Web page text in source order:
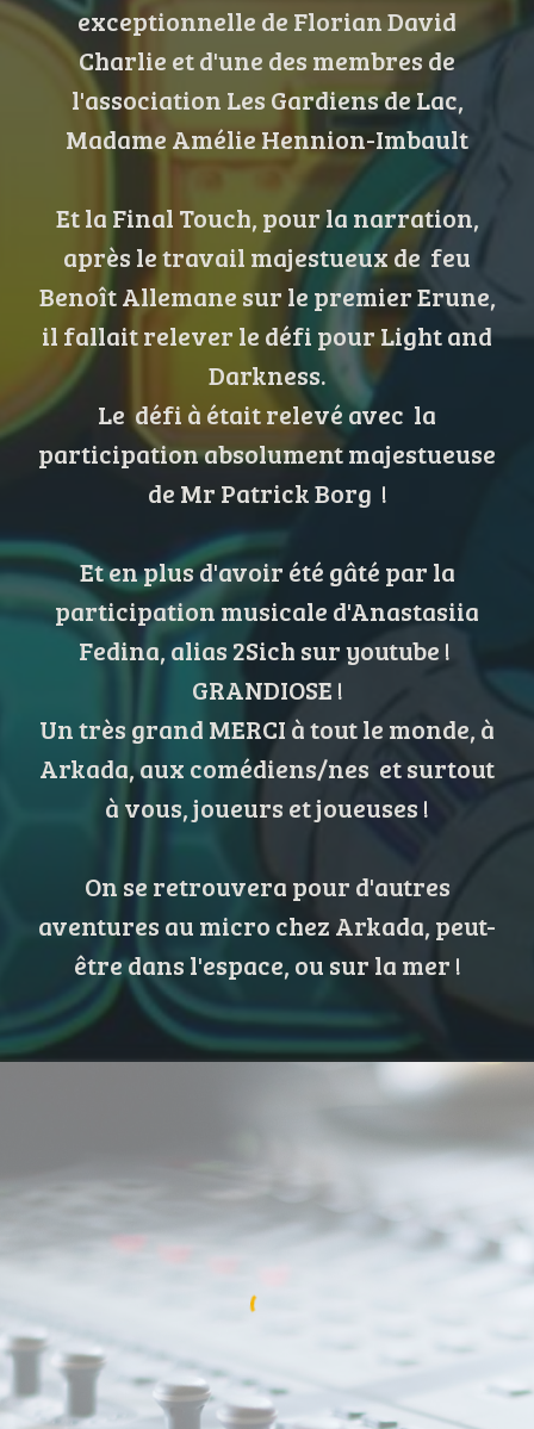
exceptionnelle de Florian David
Charlie et d'une des membres de
l'association Les Gardiens de Lac,
Madame Amélie Hennion-Imbault
Et la Final Touch, pour la narration,
après le travail majestueux de feu
Benoît Allemane sur le premier Erune,
il fallait relever le défi pour Light and
Darkness.
Le défi à était relevé avec la
participation absolument majestueuse
de Mr Patrick Borg !
Et en plus d'avoir été gâté par la
participation musicale d'Anastasiia
Fedina, alias 2Sich sur youtube !
GRANDIOSE !
Un très grand MERCI à tout le monde, à
Arkada, aux comédiens/nes et surtout
à vous, joueurs et joueuses !
On se retrouvera pour d'autres
aventures au micro chez Arkada, peut-
être dans l'espace, ou sur la mer !